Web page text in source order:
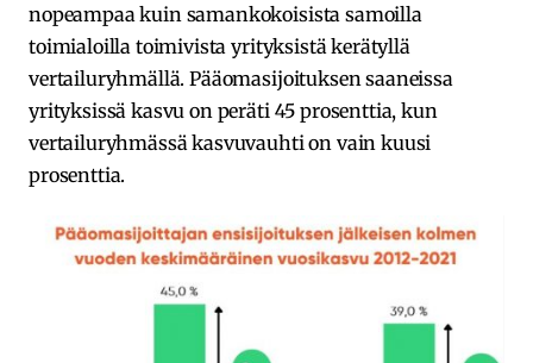
nopeampaa kuin samankokoisista samoilla
toimialoilla toimivista yrityksistä kerätyllä
vertailuryhmällä. Pääomasijoituksen saaneissa
yrityksissä kasvu on peräti 45 prosenttia, kun
vertailuryhmässä kasvuvauhti on vain kuusi
prosenttia.